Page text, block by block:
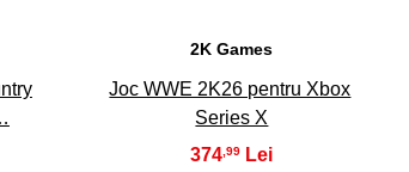
2K Games
Joc WWE 2K26 pentru Xbox
Series X
374,99